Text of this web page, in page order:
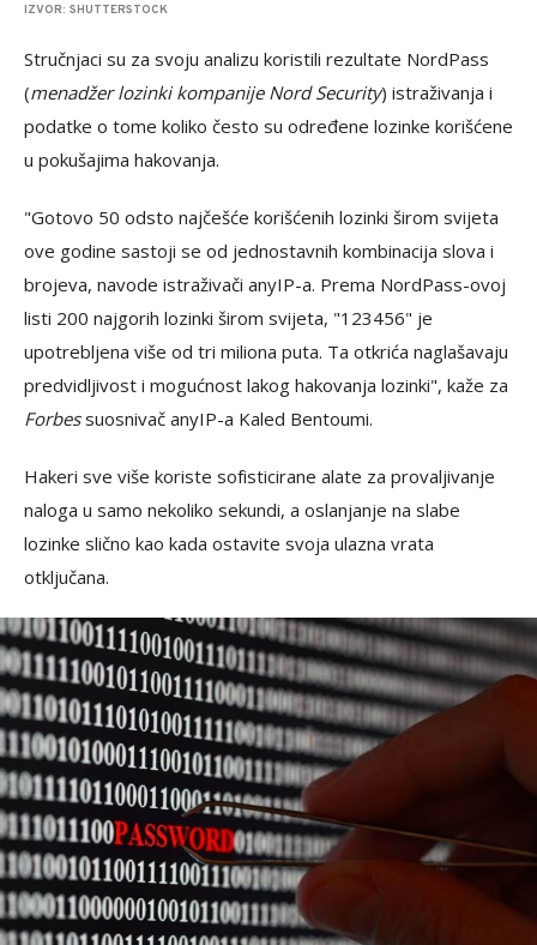
IZVOR: SHUTTERSTOCK
Stručnjaci su za svoju analizu koristili rezultate NordPass
(menadžer lozinki kompanije Nord Security) istraživanja i
podatke o tome koliko često su određene lozinke korišćene
u pokušajima hakovanja.
"Gotovo 50 odsto najčešće korišćenih lozinki širom svijeta
ove godine sastoji se od jednostavnih kombinacija slova i
brojeva, navode istraživači anyIP-a. Prema NordPass-ovoj
listi 200 najgorih lozinki širom svijeta, "123456" je
upotrebljena više od tri miliona puta. Ta otkrića naglašavaju
predvidljivost i mogućnost lakog hakovanja lozinki", kaže za
Forbessuosnivač anyIP-a Kaled Bentoumi.
Hakeri sve više koriste sofisticirane alate za provaljivanje
naloga u samo nekoliko sekundi, a oslanjanje na slabe
lozinke slično kao kada ostavite svoja ulazna vrata
otključana.